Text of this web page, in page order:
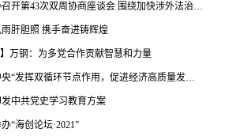
开第43次双周协商座谈会 围绕加快涉外法治…
雨肝胆照 携手奋进铸辉煌
】万钢：为多党合作贡献智慧和力量
“发挥双循环节点作用，促进经济高质量发…
发中共党史学习教育方案
“海创论坛·2021”